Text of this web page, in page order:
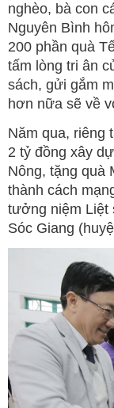
nghèo, bà con
Nguyên Bình
200 phần quà
tấm lòng tri ân
sách, gửi gắm
hơn nữa sẽ về
Năm qua, riêng
2 tỷ đồng xây
Nông, tặng quà
thành cách
tưởng niệm Liệt
Sóc Giang